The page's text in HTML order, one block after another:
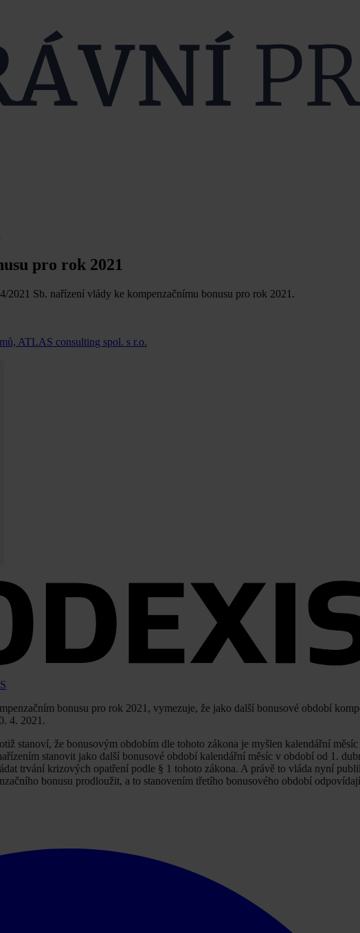
pro rok 2021
Sb. nařízení vlády ke kompenzačnímu bonusu pro rok 2021.
ATLAS consulting spol. s r.o.
bonusu pro rok 2021, vymezuje, že jako další bonusové období
4. 2021.
stanoví, že bonusovým obdobím dle tohoto zákona je myšlen kalendářní
stanovit jako další bonusové období kalendářní měsíc v období od 1.
trvání krizových opatření podle § 1 tohoto zákona. A právě to vláda nyní
bonusu prodloužit, a to stanovením třetího bonusového období